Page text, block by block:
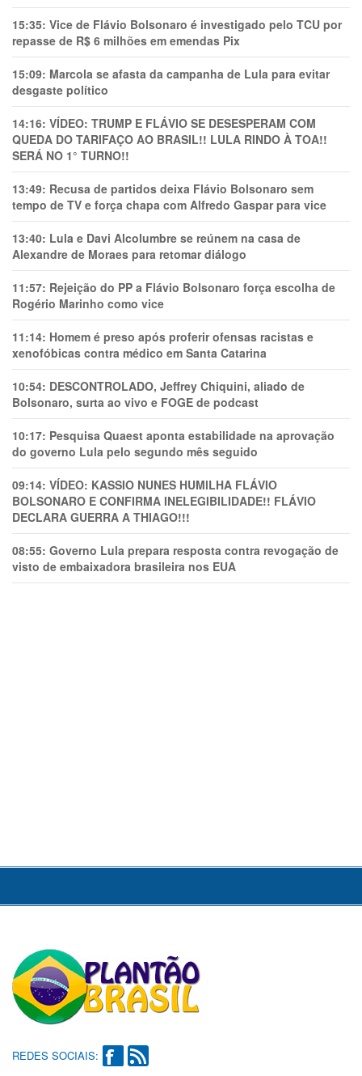
15:35: Vice de Flávio Bolsonaro é investigado pelo TCU por
repasse de R$ 6 milhões em emendas Pix
15:09: Marcola se afasta da campanha de Lula para evitar
desgaste político
14:16: VÍDEO: TRUMP E FLÁVIO SE DESESPERAM COM
QUEDA DO TARIFAÇO AO BRASIL!! LULA RINDO À TOA!!
SERÁ NO 1° TURNO!!
13:49: Recusa de partidos deixa Flávio Bolsonaro sem
tempo de TV e força chapa com Alfredo Gaspar para vice
13:40: Lula e Davi Alcolumbre se reúnem na casa de
Alexandre de Moraes para retomar diálogo
11:57: Rejeição do PP a Flávio Bolsonaro força escolha de
Rogério Marinho como vice
11:14: Homem é preso após proferir ofensas racistas e
xenofóbicas contra médico em Santa Catarina
10:54: DESCONTROLADO, Jeffrey Chiquini, aliado de
Bolsonaro, surta ao vivo e FOGE de podcast
10:17: Pesquisa Quaest aponta estabilidade na aprovação
do governo Lula pelo segundo mês seguido
09:14: VÍDEO: KASSIO NUNES HUMlLHA FLÁVIO
BOLSONARO E CONFIRMA INELEGIBILIDADE!! FLÁVIO
DECLARA GUERRA A THIAGO!!!
08:55: Governo Lula prepara resposta contra revogação de
visto de embaixadora brasileira nos EUA
REDES SOCIAIS: